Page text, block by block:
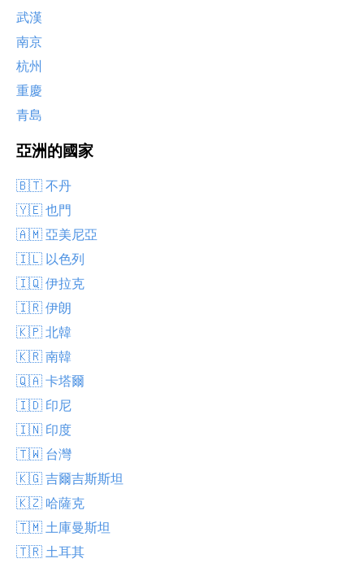
武漢
南京
杭州
重慶
青島
亞洲的國家
🇧🇹 不丹
🇾🇪 也門
🇦🇲 亞美尼亞
🇮🇱 以色列
🇮🇶 伊拉克
🇮🇷 伊朗
🇰🇵 北韓
🇰🇷 南韓
🇶🇦 卡塔爾
🇮🇩 印尼
🇮🇳 印度
🇹🇼 台灣
🇰🇬 吉爾吉斯斯坦
🇰🇿 哈薩克
🇹🇲 土庫曼斯坦
🇹🇷 土耳其